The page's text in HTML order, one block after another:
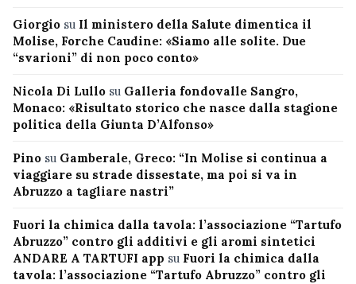
Giorgio su Il ministero della Salute dimentica il
Molise, Forche Caudine: «Siamo alle solite. Due
“svarioni” di non poco conto»
Nicola Di Lullo su Galleria fondovalle Sangro,
Monaco: «Risultato storico che nasce dalla stagione
politica della Giunta D’Alfonso»
Pino su Gamberale, Greco: “In Molise si continua a
viaggiare su strade dissestate, ma poi si va in
Abruzzo a tagliare nastri”
Fuori la chimica dalla tavola: l’associazione “Tartufo
Abruzzo” contro gli additivi e gli aromi sintetici
ANDARE A TARTUFI app su Fuori la chimica dalla
tavola: l’associazione “Tartufo Abruzzo” contro gli